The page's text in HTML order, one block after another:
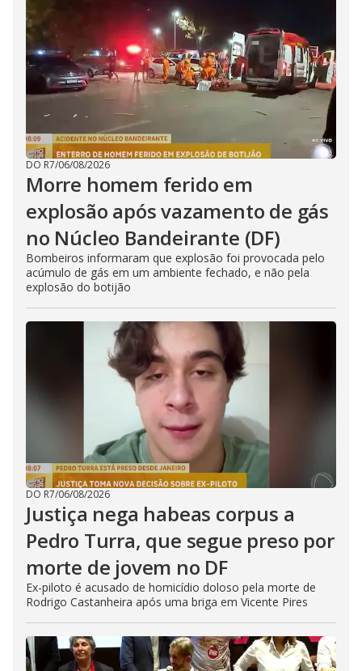
DO R7/06/08/2026
Morre homem ferido em
explosão após vazamento de gás
no Núcleo Bandeirante (DF)
Bombeiros informaram que explosão foi provocada pelo
acúmulo de gás em um ambiente fechado, e não pela
explosão do botijão
DO R7/06/08/2026
Justiça nega habeas corpus a
Pedro Turra, que segue preso por
morte de jovem no DF
Ex-piloto é acusado de homicídio doloso pela morte de
Rodrigo Castanheira após uma briga em Vicente Pires